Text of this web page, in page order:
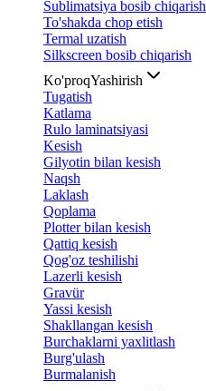
Sublimatsiya bosib chiqarish
To'shakda chop etish
Termal uzatish
Silkscreen bosib chiqarish
Ko'proqYashirish
Tugatish
Katlama
Rulo laminatsiyasi
Kesish
Gilyotin bilan kesish
Naqsh
Laklash
Qoplama
Plotter bilan kesish
Qattiq kesish
Qog'oz teshilishi
Lazerli kesish
Gravür
Yassi kesish
Shakllangan kesish
Burchaklarni yaxlitlash
Burg'ulash
Burmalanish